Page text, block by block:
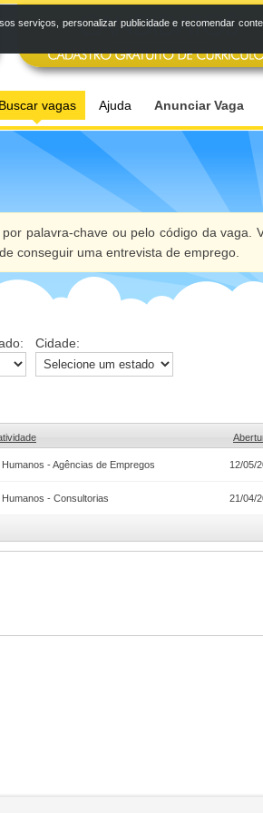
Buscar vagas Ajuda Anunciar Vaga
palavra-chave ou pelo código da vaga.
conseguir uma entrevista de emprego.
Cidade:
- Agências de Empregos 12/05/
- Consultorias 21/04/
serviços, personalizar publicidade e recomendar